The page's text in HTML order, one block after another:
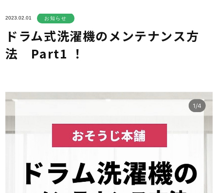
2023.02.01 お知らせ
ドラム式洗濯機のメンテナンス方
法 Part1 ！